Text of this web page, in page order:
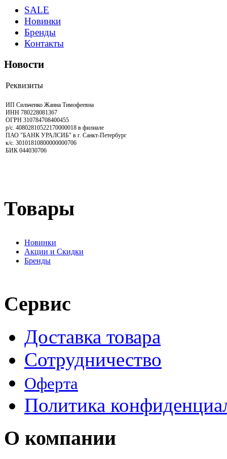
SALE
Новинки
Бренды
Контакты
Новости
Реквизиты
ИП Сильченко Жанна Тимофеевна
ИНН 780228081367
ОГРН 310784708400455
р/с. 40802810522170000018 в филиале
ПАО "БАНК УРАЛСИБ" в г. Санкт-Петербург
к/с. 30101810800000000706
БИК 044030706
Товары
Новинки
Акции и Скидки
Бренды
Сервис
Доставка товара
Сотрудничество
Оферта
Политика
О компании